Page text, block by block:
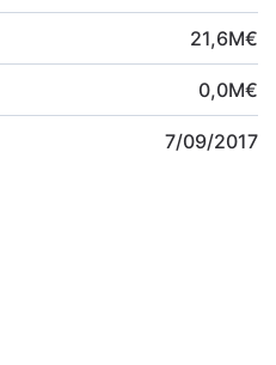
21,6M€
0,0M€
7/09/2017